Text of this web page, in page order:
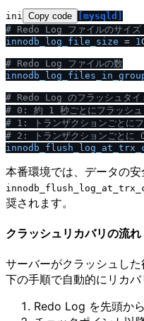
ini Copy code
[mysqld]
# Redo Log ファイルのサイズ
innodb_log_file_size = 1
# Redo Log ファイルの数
# Redo Log のフラッシュタイ
# 0: 約 1 秒ごとにフラッシュ
# 1: トランザクションごとにフ
# 2: トランザクションごとに
本番環境では、データの
奨されます。
クラッシュリカバリの流れ
サーバーがクラッシュし
下の手順で自動的にリカバ
Redo Log を先頭か